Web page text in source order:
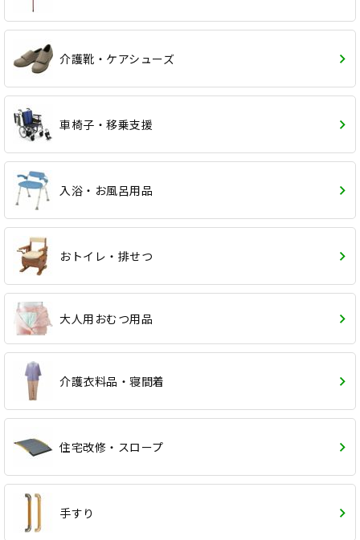
介護靴・ケアシューズ
車椅子・移乗支援
入浴・お風呂用品
おトイレ・排せつ
大人用おむつ用品
介護衣料品・寝間着
住宅改修・スロープ
手すり